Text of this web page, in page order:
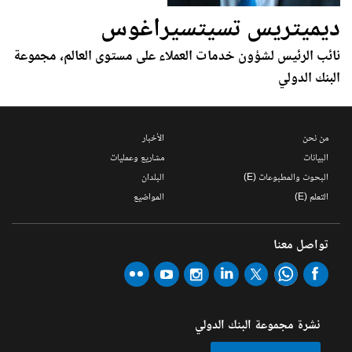
ديميتريس تسيتسيراغوس
نائب الرئيس لشؤون خدمات العملاء على مستوى العالم، مجموعة
البنك الدولي
من نحن
البيانات
البحوث والمطبوعات (E)
التعلم (E)
الأخبار
مشاريع وعمليات
البلدان
المواضيع
تواصل معنا
نشرة مجموعة البنك الدولي